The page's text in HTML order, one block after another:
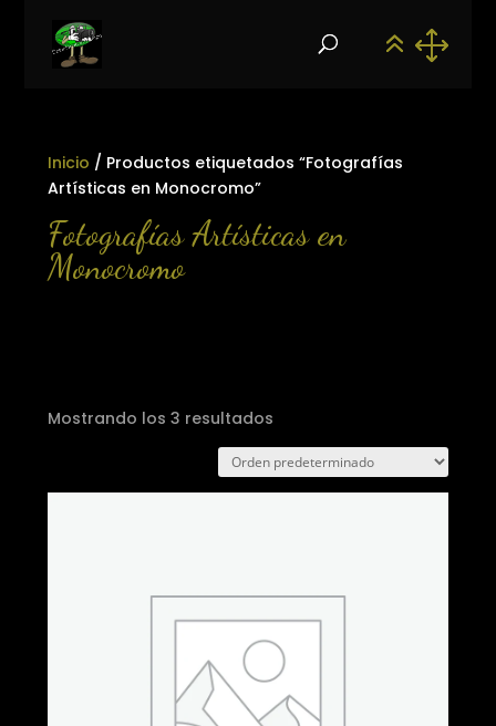
Inicio / Productos etiquetados “Fotografías
Artísticas en Monocromo”
Fotografías Artísticas en
Monocromo
Mostrando los 3 resultados